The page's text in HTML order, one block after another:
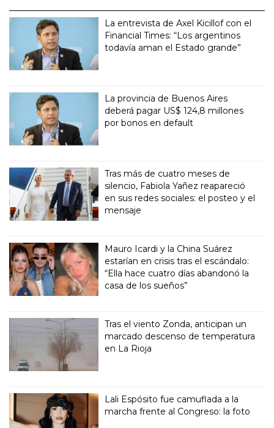
La entrevista de Axel Kicillof con el
Financial Times: “Los argentinos
todavía aman el Estado grande”
La provincia de Buenos Aires
deberá pagar US$ 124,8 millones
por bonos en default
Tras más de cuatro meses de
silencio, Fabiola Yañez reapareció
en sus redes sociales: el posteo y el
mensaje
Mauro Icardi y la China Suárez
estarían en crisis tras el escándalo:
“Ella hace cuatro días abandonó la
casa de los sueños”
Tras el viento Zonda, anticipan un
marcado descenso de temperatura
en La Rioja
Lali Espósito fue camuflada a la
marcha frente al Congreso: la foto